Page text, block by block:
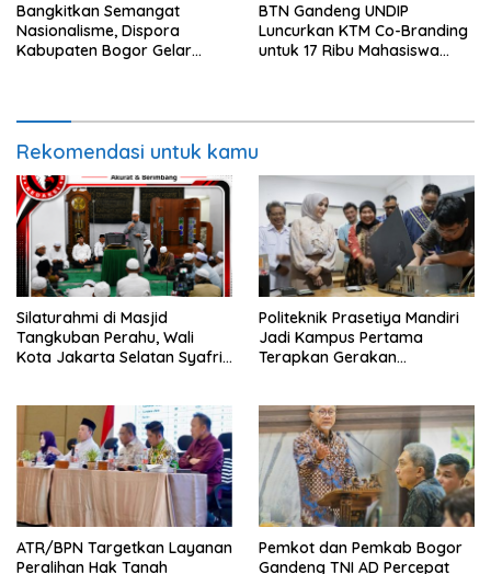
Bangkitkan Semangat
Nasionalisme, Dispora
Kabupaten Bogor Gelar
BTN Gandeng UNDIP
Luncurkan KTM Co-Branding
untuk 17 Ribu Mahasiswa
Rekomendasi untuk kamu
Silaturahmi di Masjid
Tangkuban Perahu, Wali
Kota Jakarta Selatan Syafrin
Politeknik Prasetiya Mandiri
Jadi Kampus Pertama
Terapkan Gerakan
ATR/BPN Targetkan Layanan
Peralihan Hak Tanah
Pemkot dan Pemkab Bogor
Gandeng TNI AD Percepat